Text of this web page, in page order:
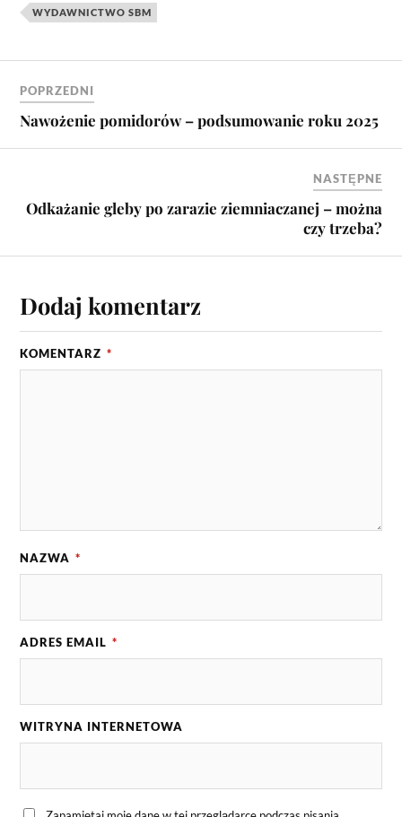
WYDAWNICTWO SBM
POPRZEDNI
Nawożenie pomidorów – podsumowanie roku 2025
NASTĘPNE
Odkażanie gleby po zarazie ziemniaczanej – można
czy trzeba?
Dodaj komentarz
KOMENTARZ *
NAZWA *
ADRES EMAIL *
WITRYNA INTERNETOWA